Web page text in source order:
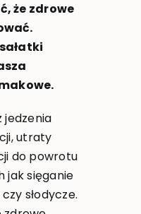
że zdrowe
jedzenia
utraty
do powrotu
jak sięganie
słodycze.